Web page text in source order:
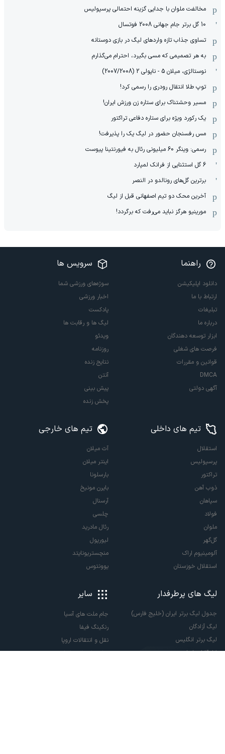
مخالفت ملوان با جدایی گزینه احتمالی پرسپولیس
10 گل برتر جام جهانی 2008 فوتسال
تساوی جذاب تازه واردهای لیگ در بازی دوستانه
به هر تصمیمی که مسی بگیرد، احترام می‌گذارم
نوستالژی، میلان 5 - ناپولی 2 (2007/2008)
توپ طلا انتقال رودری را رسمی کرد!
مسیر وحشتناک برای ستاره زن ورزش ایران!
یک رکورد ویژه برای ستاره دفاعی تراکتور
مس رفسنجان حضور در لیگ یک را پذیرفت!
رسمی: وینگر 60 میلیونی رئال به فیورنتینا پیوست
6 گل استثنایی از فرانک لمپارد
برترین گل‌های رونالدو در النصر
آخرین محک دو تیم اصفهانی قبل از لیگ
مورینیو هرگز نباید می‌رفت که برگردد!
راهنما
دانلود اپلیکیشن
ارتباط با ما
تبلیغات
درباره ما
ابزار توسعه دهندگان
فرصت های شغلی
قوانین و مقررات
DMCA
آگهی دولتی
سرویس ها
سوژه‌های ورزشی شما
اخبار ورزشی
پادکست
لیگ ها و رقابت ها
ویدئو
روزنامه
نتایج زنده
آنتن
پیش بینی
پخش زنده
تیم های داخلی
استقلال
پرسپولیس
تراکتور
ذوب آهن
سپاهان
فولاد
ملوان
گل‌گهر
آلومینیوم اراک
استقلال خوزستان
تیم های خارجی
آث میلان
اینتر میلان
بارسلونا
بایرن مونیخ
آرسنال
چلسی
رئال مادرید
لیورپول
منچستریونایتد
یوونتوس
لیگ های پرطرفدار
جدول لیگ برتر ایران (خلیج فارس)
لیگ آزادگان
لیگ برتر انگلیس
لالیگا اسپانیا
سایر
جام ملت های آسیا
رنکینگ فیفا
نقل و انتقالات اروپا
نقل و انتقالات ایران